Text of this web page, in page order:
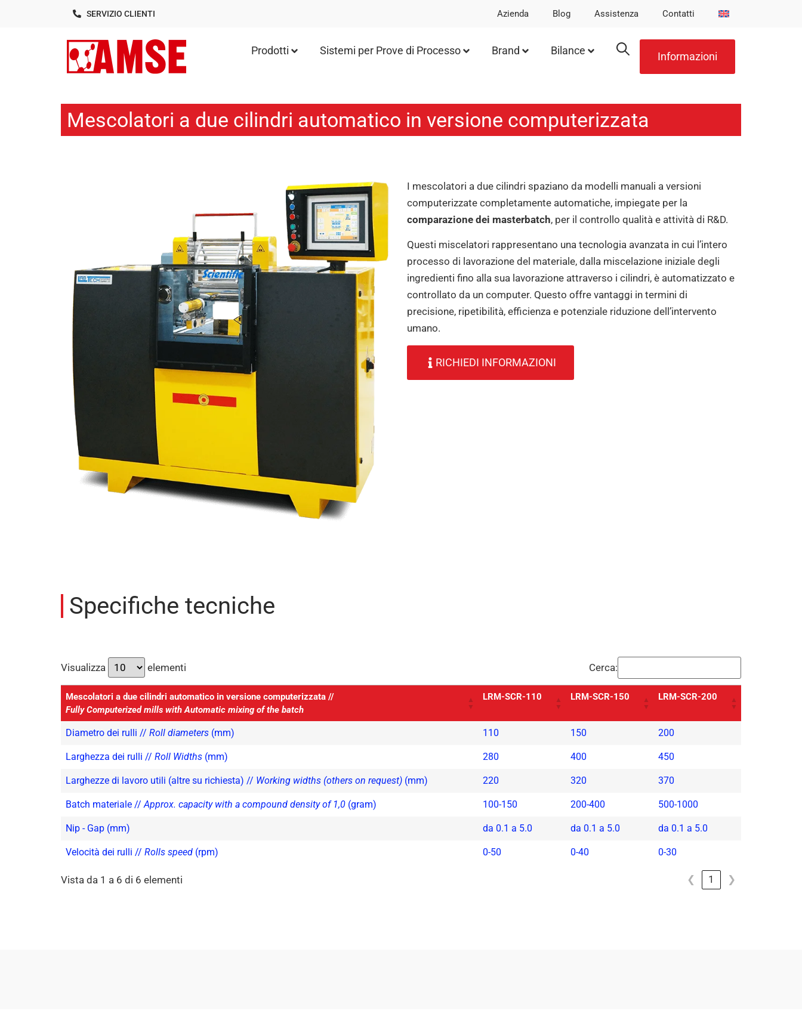
SERVIZIO CLIENTI Azienda Blog Assistenza Contatti
Informazioni
Prodotti Sistemi per Prove di Processo Brand Bilance
Mescolatori a due cilindri automatico in versione computerizzata
I mescolatori a due cilindri spaziano da modelli manuali a versioni
computerizzate completamente automatiche, impiegate per la
comparazione dei masterbatch, per il controllo qualità e attività di R&D.
Questi miscelatori rappresentano una tecnologia avanzata in cui l’intero
processo di lavorazione del materiale, dalla miscelazione iniziale degli
ingredienti fino alla sua lavorazione attraverso i cilindri, è automatizzato e
controllato da un computer. Questo offre vantaggi in termini di
precisione, ripetibilità, efficienza e potenziale riduzione dell’intervento
umano.
RICHIEDI INFORMAZIONI
Specifiche tecniche
Visualizza elementi Cerca:
Mescolatori a due cilindri automatico in versione computerizzata //
Fully Computerized mills with Automatic mixing of the batch
LRM-SCR-110 LRM-SCR-150 LRM-SCR-200
Diametro dei rulli // Roll diameters (mm) 110 150 200
Larghezza dei rulli // Roll Widths (mm) 280 400 450
Larghezze di lavoro utili (altre su richiesta) // Working widths (others on request) (mm) 220 320 370
Batch materiale // Approx. capacity with a compound density of 1,0 (gram) 100-150 200-400 500-1000
Nip - Gap (mm) da 0.1 a 5.0 da 0.1 a 5.0 da 0.1 a 5.0
Velocità dei rulli // Rolls speed (rpm) 0-50 0-40 0-30
Vista da 1 a 6 di 6 elementi ❮ 1 ❯